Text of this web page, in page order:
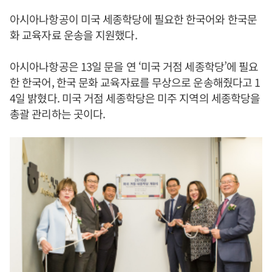
아시아나항공이 미국 세종학당에 필요한 한국어와 한국문
화 교육자료 운송을 지원했다.
아시아나항공은 13일 문을 연 ‘미국 거점 세종학당’에 필요
한 한국어, 한국 문화 교육자료를 무상으로 운송해줬다고 1
4일 밝혔다. 미국 거점 세종학당은 미주 지역의 세종학당을
총괄 관리하는 곳이다.